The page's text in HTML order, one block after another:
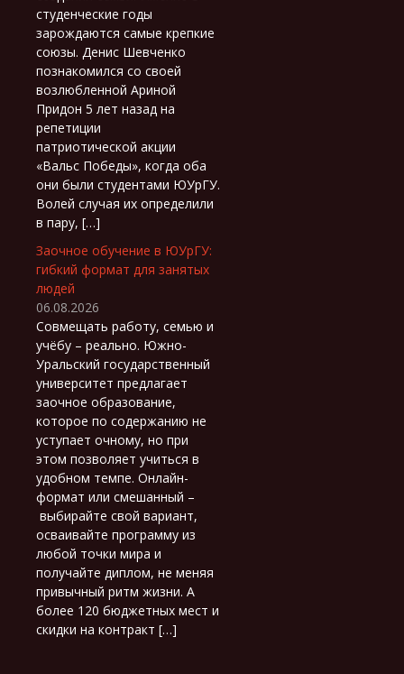
студенческие годы
зарождаются самые крепкие
союзы. Денис Шевченко
познакомился со своей
возлюбленной Ариной
Придон 5 лет назад на
репетиции
патриотической акции
«Вальс Победы», когда оба
они были студентами ЮУрГУ.
Волей случая их определили
в пару, […]
Заочное обучение в ЮУрГУ:
гибкий формат для занятых
людей
06.08.2026
Совмещать работу, семью и
учёбу – реально. Южно-
Уральский государственный
университет предлагает
заочное образование,
которое по содержанию не
уступает очному, но при
этом позволяет учиться в
удобном темпе. Онлайн-
формат или смешанный –
выбирайте свой вариант,
осваивайте программу из
любой точки мира и
получайте диплом, не меняя
привычный ритм жизни. А
более 120 бюджетных мест и
скидки на контракт […]